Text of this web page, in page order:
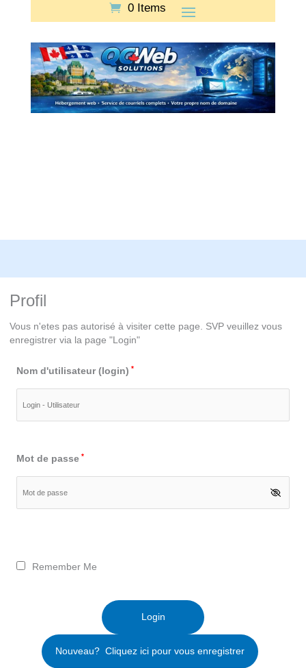
0 Items
Profil
Vous n'etes pas autorisé à visiter cette page. SVP veuillez vous
enregistrer via la page "Login"
Nom d'utilisateur (login) *
Mot de passe *
Remember Me